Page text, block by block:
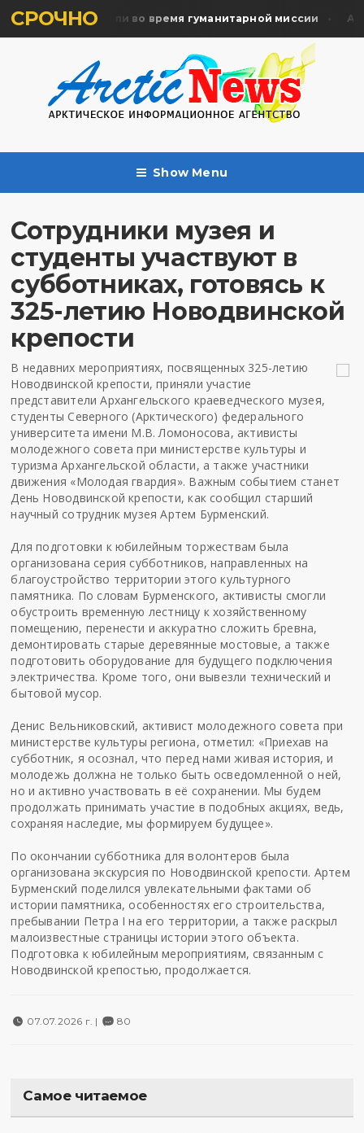
СРОЧНО
жертв почтили во время гуманитарной миссии
Show Menu
Сотрудники музея и
студенты участвуют в
субботниках, готовясь к
325-летию Новодвинской
крепости
В недавних мероприятиях, посвященных 325-летию
Новодвинской крепости, приняли участие
представители Архангельского краеведческого музея,
студенты Северного (Арктического) федерального
университета имени М.В. Ломоносова, активисты
молодежного совета при министерстве культуры и
туризма Архангельской области, а также участники
движения «Молодая гвардия». Важным событием станет
День Новодвинской крепости, как сообщил старший
научный сотрудник музея Артем Бурменский.
Для подготовки к юбилейным торжествам была
организована серия субботников, направленных на
благоустройство территории этого культурного
памятника. По словам Бурменского, активисты смогли
обустроить временную лестницу к хозяйственному
помещению, перенести и аккуратно сложить бревна,
демонтировать старые деревянные мостовые, а также
подготовить оборудование для будущего подключения
электричества. Кроме того, они вывезли технический и
бытовой мусор.
Денис Вельниковский, активист молодежного совета при
министерстве культуры региона, отметил: «Приехав на
субботник, я осознал, что перед нами живая история, и
молодежь должна не только быть осведомленной о ней,
но и активно участвовать в её сохранении. Мы будем
продолжать принимать участие в подобных акциях, ведь,
сохраняя наследие, мы формируем будущее».
По окончании субботника для волонтеров была
организована экскурсия по Новодвинской крепости. Артем
Бурменский поделился увлекательными фактами об
истории памятника, особенностях его строительства,
пребывании Петра I на его территории, а также раскрыл
малоизвестные страницы истории этого объекта.
Подготовка к юбилейным мероприятиям, связанным с
Новодвинской крепостью, продолжается.
07.07.2026 г. | 80
Самое читаемое